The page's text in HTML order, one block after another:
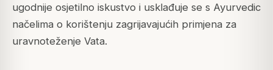
ugodnije osjetilno iskustvo i usklađuje se s Ayurvedic
načelima o korištenju zagrijavajućih primjena za
uravnoteženje Vata.